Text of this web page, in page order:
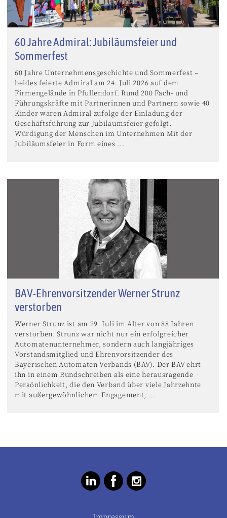
60 Jahre Admiral: Jubiläumsfeier und
Sommerfest
60 Jahre Unternehmensgeschichte und Sommerfest –
beides feierte Admiral am 24. Juli 2026 auf dem
Firmengelände in Pfullendorf. Rund 200 Fach- und
Führungskräfte mit Partnerinnen und Partnern sowie 40
Kinder waren Admiral zufolge der Einladung der
Geschäftsführung zur Jubiläumsfeier gefolgt.
Würdigung der Menschen im Unternehmen Mit der
Jubiläumsfeier in Form eines ...
BAV-Ehrenvorsitzender Werner Strunz
verstorben
Werner Strunz ist am 29. Juli im Alter von 88 Jahren
verstorben. Strunz war nicht nur ein erfolgreicher
Automatenunternehmer, sondern auch langjähriges
Vorstandsmitglied und Ehrenvorsitzender des
Bayerischen Automaten-Verbands (BAV). Der BAV ehrt
ihn in einem Rundschreiben als eine herausragende
Persönlichkeit, die den Verband über viele Jahrzehnte
mit außergewöhnlichem Engagement, ...